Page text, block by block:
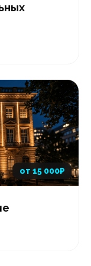
от 15 000₽